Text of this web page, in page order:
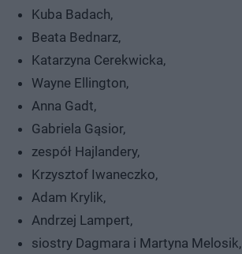
Kuba Badach,
Beata Bednarz,
Katarzyna Cerekwicka,
Wayne Ellington,
Anna Gadt,
Gabriela Gąsior,
zespół Hajlandery,
Krzysztof Iwaneczko,
Adam Krylik,
Andrzej Lampert,
siostry Dagmara i Martyna Melosik,